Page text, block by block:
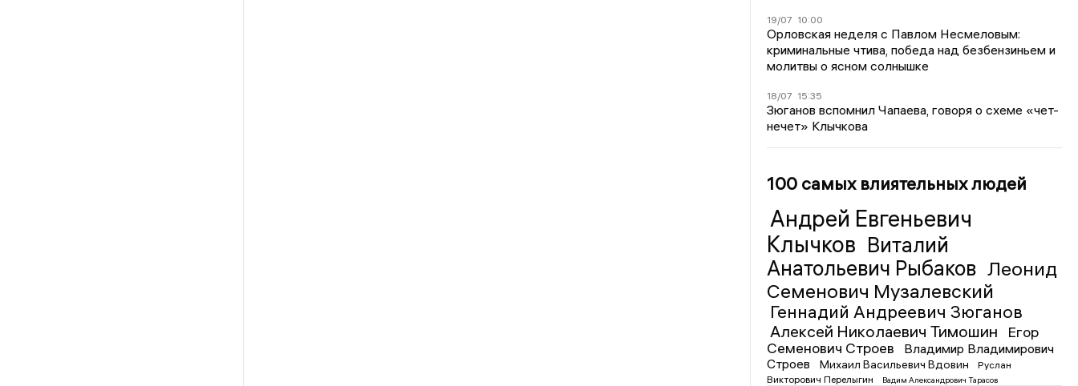
19/07 10:00
Орловская неделя с Павлом Несмеловым:
криминальные чтива, победа над безбензиньем и
молитвы о ясном солнышке
18/07 15:35
Зюганов вспомнил Чапаева, говоря о схеме «чет-
нечет» Клычкова
100 самых влиятельных людей
Андрей Евгеньевич
Клычков Виталий
Анатольевич Рыбаков Леонид
Семенович Музалевский
Геннадий Андреевич Зюганов
Алексей Николаевич Тимошин
Егор
Семенович Строев
Владимир Владимирович
Строев
Михаил Васильевич Вдовин
Руслан
Викторович Перелыгин
Вадим Александрович Тарасов